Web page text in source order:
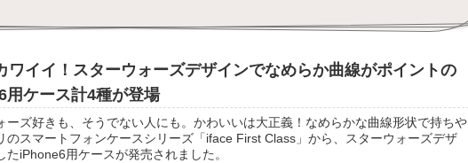
ワイイ！スターウォーズデザインでなめらか曲線がポイントの
用ケース計4種が登場
ーズ好きも、そうでない人にも。かわいいは大正義！なめらかな曲線形状で持ちや
のスマートフォンケースシリーズ「iface First Class」から、スターウォーズデザ
たiPhone6用ケースが発売されました。